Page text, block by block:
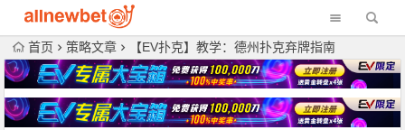
首页 策略文章 【EV扑克】教学：德州扑克弃牌指南